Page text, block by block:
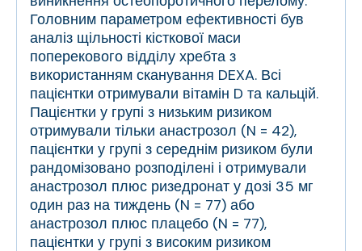
Головним параметром ефективності був
аналіз щільності кісткової маси
поперекового відділу хребта з
використанням сканування DEXA. Всі
пацієнтки отримували вітамін D та кальцій.
Пацієнтки у групі з низьким ризиком
отримували тільки анастрозол (N = 42),
пацієнтки у групі з середнім ризиком були
рандомізовано розподілені і отримували
анастрозол плюс ризедронат у дозі 35 мг
один раз на тиждень (N = 77) або
анастрозол плюс плацебо (N = 77),
пацієнтки у групі з високим ризиком